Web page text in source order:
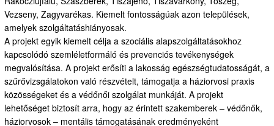
Vezseny, Zagyvarékas. Kiemelt fontosságúak azon települések,
amelyek szolgáltatáshiányosak.
A projekt egyik kiemelt célja a szociális alapszolgáltatásokhoz
kapcsolódó szemléletformáló és prevenciós tevékenységek
megvalósítása. A projekt erősíti a lakosság egészségtudatosságát, a
szűrővizsgálatokon való részvételt, támogatja a háziorvosi praxis
közösségeket és a védőnői szolgálat munkáját. A projekt
lehetőséget biztosít arra, hogy az érintett szakemberek – védőnők,
háziorvosok – mentális támogatásának eredményeként